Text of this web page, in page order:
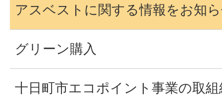
アスベストに関する情報をお知
グリーン購入
十日町市エコポイント事業の取